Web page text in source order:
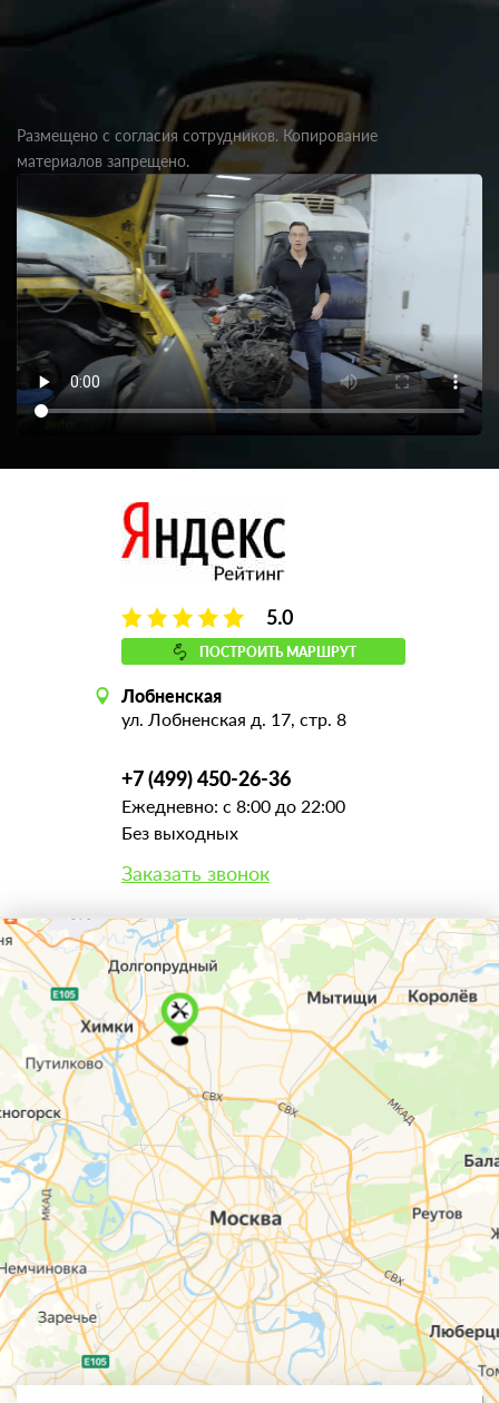
Размещено с согласия сотрудников. Копирование
материалов запрещено.
5.0
ПОСТРОИТЬ МАРШРУТ
Лобненская
ул. Лобненская д. 17, стр. 8
+7 (499) 450-26-36
Ежедневно: с 8:00 до 22:00
Без выходных
Заказать звонок